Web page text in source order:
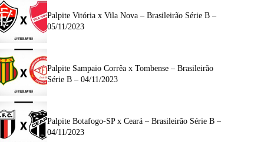
Palpite Vitória x Vila Nova – Brasileirão Série B –
05/11/2023
Palpite Sampaio Corrêa x Tombense – Brasileirão
Série B – 04/11/2023
Palpite Botafogo-SP x Ceará – Brasileirão Série B –
04/11/2023